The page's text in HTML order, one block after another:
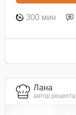
300 мин
Лана
автор рецепта